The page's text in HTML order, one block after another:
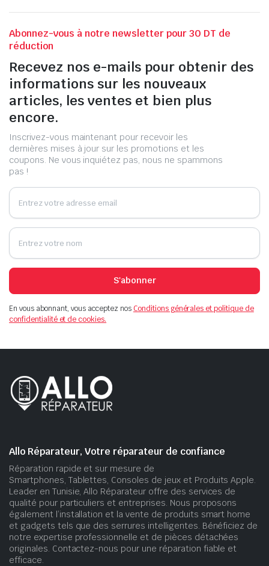
Abonnez-vous à notre newsletter pour 30 DT de
réduction
Recevez nos e-mails pour obtenir des
informations sur les nouveaux
articles, les ventes et bien plus
encore.
Inscrivez-vous maintenant pour recevoir les
dernières mises à jour sur les promotions et les
coupons. Ne vous inquiétez pas, nous ne spammons
pas !
S'abonner
En vous abonnant, vous acceptez nosConditions générales et politique de
confidentialité et de cookies.
Allo Réparateur, Votre réparateur de confiance
Réparation rapide et sur mesure de
Smartphones, Tablettes, Consoles de jeux et Produits Apple.
Leader en Tunisie, Allo Réparateur offre des services de
qualité pour particuliers et entreprises. Nous proposons
également l’installation et la vente de produits smart home
et gadgets tels que des serrures intelligentes. Bénéficiez de
notre expertise professionnelle et de pièces détachées
originales. Contactez-nous pour une réparation fiable et
efficace.